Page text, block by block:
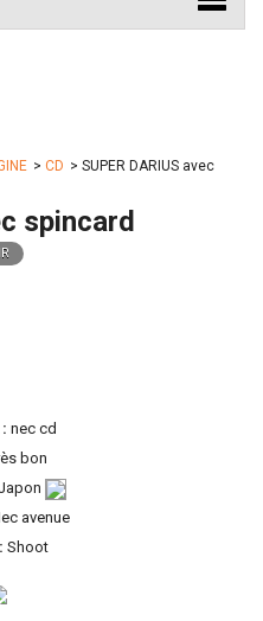
> CD > SUPER DARIUS avec
spincard
nec cd
bon
avenue
Shoot